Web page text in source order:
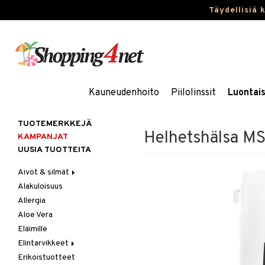
Täydellisiä
Kauneudenhoito Piilolinssit
Helhetshälsa
TUOTEMERKKEJÄ
KAMPANJAT
UUSIA TUOTTEITA
Aivot & silmät
Muisti
Rasvahapot
Silmät
Alakuloisuus
Allergia
Aloe Vera
Eläimille
Elintarvikkeet
Hedelmät & pähkinät
Erikoistuotteet